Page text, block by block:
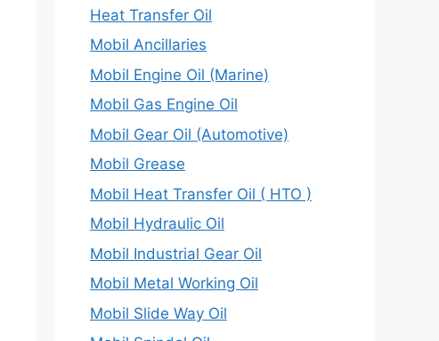
Heat Transfer Oil
Mobil Ancillaries
Mobil Engine Oil (Marine)
Mobil Gas Engine Oil
Mobil Gear Oil (Automotive)
Mobil Grease
Mobil Heat Transfer Oil ( HTO )
Mobil Hydraulic Oil
Mobil Industrial Gear Oil
Mobil Metal Working Oil
Mobil Slide Way Oil